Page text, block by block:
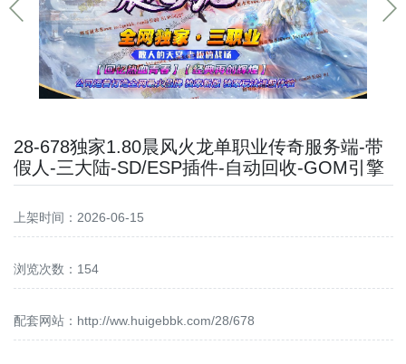
28-678独家1.80晨风火龙单职业传奇服务端-带
假人-三大陆-SD/ESP插件-自动回收-GOM引擎
上架时间：2026-06-15
浏览次数：154
配套网站： http://ww.huigebbk.com/28/678